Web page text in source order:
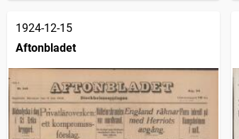
1924-12-15
Aftonbladet